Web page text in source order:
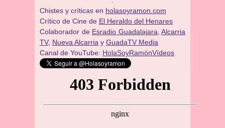
Chistes y críticas en holasoyramon.com
Crítico de Cine de El Heraldo del Henares
​​Colaborador de Esradio Guadalajara Alcarria
TV, Nueva Alcarria y GuadaTV Media
Canal de YouTube: HolaSoyRamónVídeos